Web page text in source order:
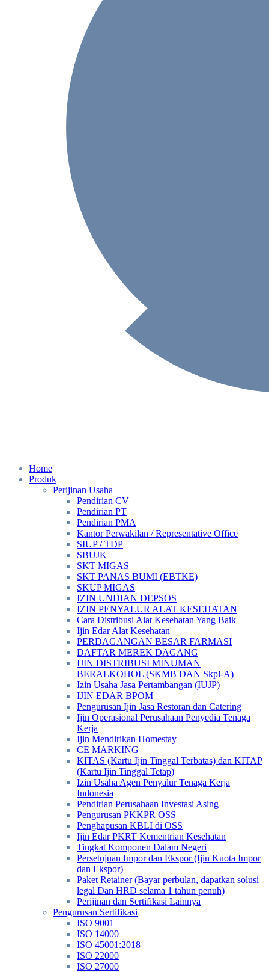
Home
Produk
Perijinan Usaha
Pendirian CV
Pendirian PT
Pendirian PMA
Kantor Perwakilan / Representative Office
SIUP / TDP
SBUJK
SKT MIGAS
SKT PANAS BUMI (EBTKE)
SKUP MIGAS
IZIN UNDIAN DEPSOS
IZIN PENYALUR ALAT KESEHATAN
Cara Distribusi Alat Kesehatan Yang Baik
Ijin Edar Alat Kesehatan
PERDAGANGAN BESAR FARMASI
DAFTAR MEREK DAGANG
IJIN DISTRIBUSI MINUMAN
BERALKOHOL (SKMB DAN Skpl-A)
Izin Usaha Jasa Pertambangan (IUJP)
IJIN EDAR BPOM
Pengurusan Ijin Jasa Restoran dan Catering
Ijin Operasional Perusahaan Penyedia Tenaga
Kerja
Ijin Mendirikan Homestay
CE MARKING
KITAS (Kartu Ijin Tinggal Terbatas) dan KITAP
(Kartu Ijin Tinggal Tetap)
Izin Usaha Agen Penyalur Tenaga Kerja
Indonesia
Pendirian Perusahaan Investasi Asing
Pengurusan PKKPR OSS
Penghapusan KBLI di OSS
Ijin Edar PKRT Kementrian Kesehatan
Tingkat Komponen Dalam Negeri
Persetujuan Impor dan Ekspor (Ijin Kuota Impor
dan Ekspor)
Paket Retainer (Bayar perbulan, dapatkan solusi
legal Dan HRD selama 1 tahun penuh)
Perijinan dan Sertifikasi Lainnya
Pengurusan Sertifikasi
ISO 9001
ISO 14000
ISO 45001:2018
ISO 22000
ISO 27000